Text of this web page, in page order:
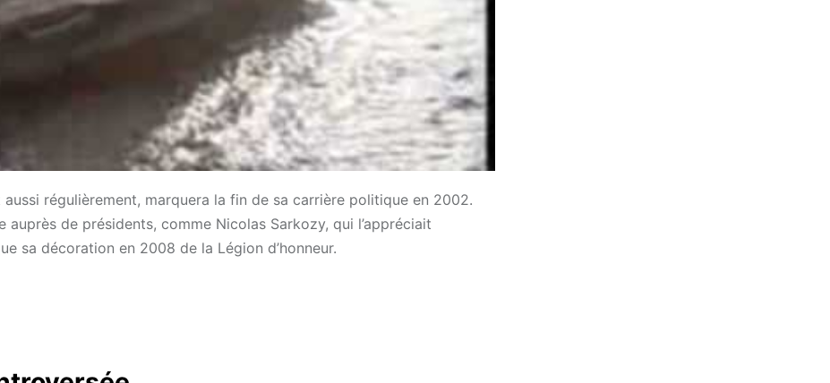
régulièrement, marquera la fin de sa carrière politique en 2002.
de présidents, comme Nicolas Sarkozy, qui l’appréciait
sa décoration en 2008 de la Légion d’honneur.